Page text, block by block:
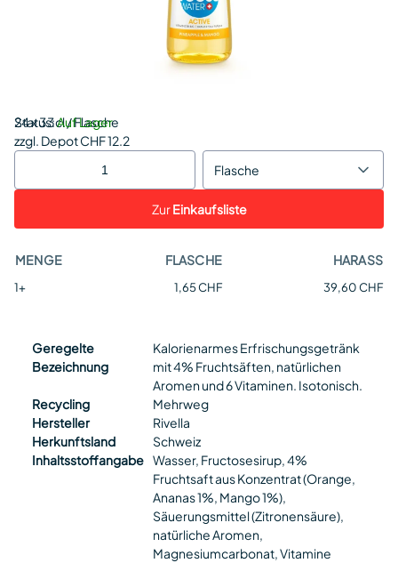
Status:Auf Lager
24 x 33cl / Flasche
zzgl. Depot CHF 12.2
Flasche
ZurEinkaufsliste
MENGE FLASCHE HARASS
1+ 1,65 CHF 39,60 CHF
Geregelte
Bezeichnung
Kalorienarmes Erfrischungsgetränk
mit 4% Fruchtsäften, natürlichen
Aromen und 6 Vitaminen. Isotonisch.
Recycling
Mehrweg
Hersteller
Rivella
Herkunftsland
Schweiz
Inhaltsstoffangabe Wasser, Fructosesirup, 4%
Fruchtsaft aus Konzentrat (Orange,
Ananas 1%, Mango 1%),
Säuerungsmittel (Zitronensäure),
natürliche Aromen,
Magnesiumcarbonat, Vitamine